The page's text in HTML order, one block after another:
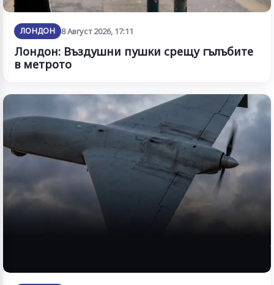
ЛОНДОН 8 Август 2026, 17:11
Лондон: Въздушни пушки срещу гълъбите
в метрото